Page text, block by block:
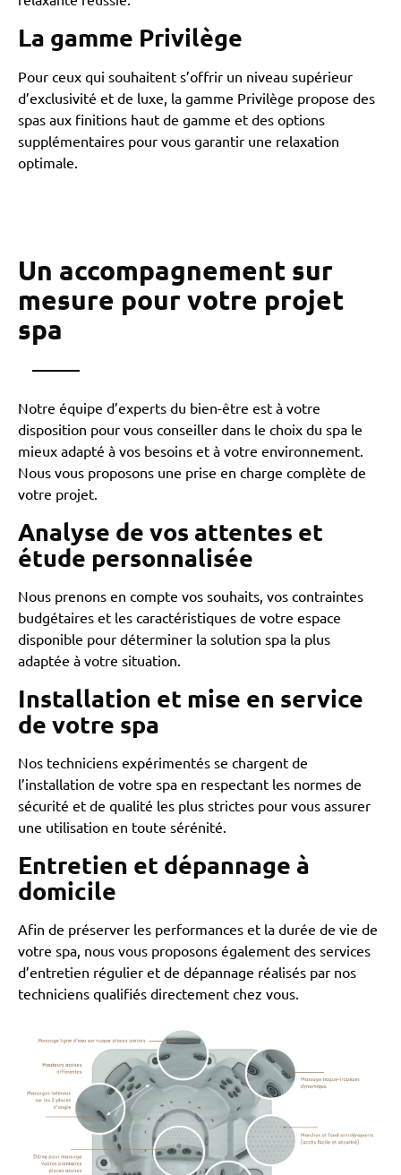
La gamme Privilège
Pour ceux qui souhaitent s’offrir un niveau supérieur
d’exclusivité et de luxe, la gamme Privilège propose des
spas aux finitions haut de gamme et des options
supplémentaires pour vous garantir une relaxation
optimale.
Un accompagnement sur
mesure pour votre projet
spa
Notre équipe d’experts du bien-être est à votre
disposition pour vous conseiller dans le choix du spa le
mieux adapté à vos besoins et à votre environnement.
Nous vous proposons une prise en charge complète de
votre projet.
Analyse de vos attentes et
étude personnalisée
Nous prenons en compte vos souhaits, vos contraintes
budgétaires et les caractéristiques de votre espace
disponible pour déterminer la solution spa la plus
adaptée à votre situation.
Installation et mise en service
de votre spa
Nos techniciens expérimentés se chargent de
l’installation de votre spa en respectant les normes de
sécurité et de qualité les plus strictes pour vous assurer
une utilisation en toute sérénité.
Entretien et dépannage à
domicile
Afin de préserver les performances et la durée de vie de
votre spa, nous vous proposons également des services
d’entretien régulier et de dépannage réalisés par nos
techniciens qualifiés directement chez vous.